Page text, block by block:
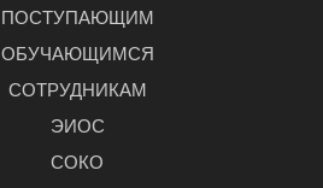
ПОСТУПАЮЩИМ
ОБУЧАЮЩИМСЯ
СОТРУДНИКАМ
ЭИОС
СОКО